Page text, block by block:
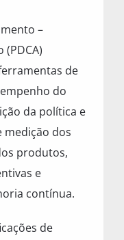
–
(PDCA)
de
do
da política e
medição dos
produtos,
e
contínua.
de